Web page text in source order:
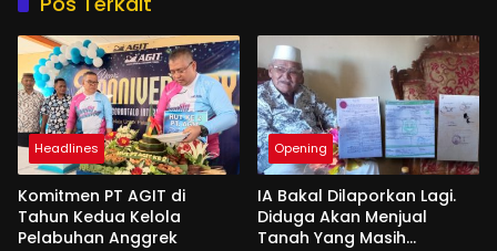
Headlines
Komitmen PT AGIT di
Tahun Kedua Kelola
Pelabuhan Anggrek
Opening
IA Bakal Dilaporkan Lagi.
Diduga Akan Menjual
Tanah Yang Masih